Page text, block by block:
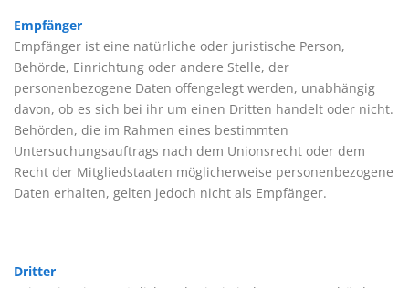
Empfänger
Empfänger ist eine natürliche oder juristische Person,
Behörde, Einrichtung oder andere Stelle, der
personenbezogene Daten offengelegt werden, unabhängig
davon, ob es sich bei ihr um einen Dritten handelt oder nicht.
Behörden, die im Rahmen eines bestimmten
Untersuchungsauftrags nach dem Unionsrecht oder dem
Recht der Mitgliedstaaten möglicherweise personenbezogene
Daten erhalten, gelten jedoch nicht als Empfänger.
Dritter